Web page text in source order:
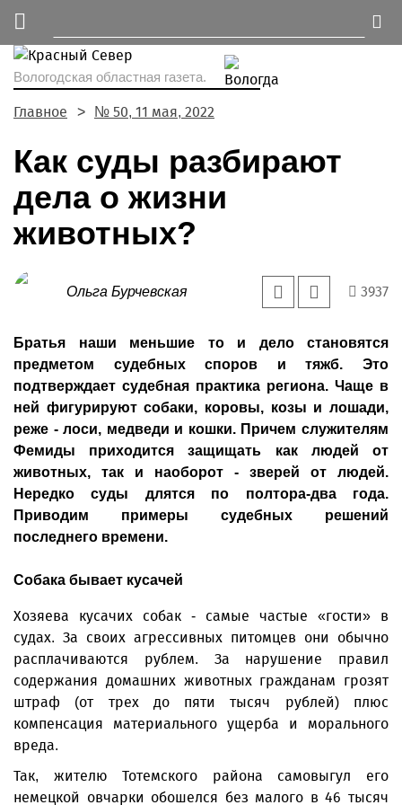
Вологодская областная газета.
Главное № 50, 11 мая, 2022
Как суды разбирают
дела о жизни
животных?
Ольга Бурчевская 3937
Братья наши меньшие то и дело становятся
предметом судебных споров и тяжб. Это
подтверждает судебная практика региона. Чаще в
ней фигурируют собаки, коровы, козы и лошади,
реже - лоси, медведи и кошки. Причем служителям
Фемиды приходится защищать как людей от
животных, так и наоборот - зверей от людей.
Нередко суды длятся по полтора-два года.
Приводим примеры судебных решений
последнего времени.
Собака бывает кусачей
Хозяева кусачих собак - самые частые «гости» в
судах. За своих агрессивных питомцев они обычно
расплачиваются рублем. За нарушение правил
содержания домашних животных гражданам грозят
штраф (от трех до пяти тысяч рублей) плюс
компенсация материального ущерба и морального
вреда.
Так, жителю Тотемского района самовыгул его
немецкой овчарки обошелся без малого в 46 тысяч